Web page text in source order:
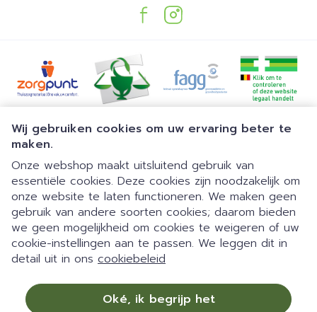
Wij gebruiken cookies om uw ervaring beter te
maken.
Onze webshop maakt uitsluitend gebruik van
essentiële cookies. Deze cookies zijn noodzakelijk om
onze website te laten functioneren. We maken geen
gebruik van andere soorten cookies; daarom bieden
we geen mogelijkheid om cookies te weigeren of uw
cookie-instellingen aan te passen. We leggen dit in
detail uit in ons cookiebeleid
Oké, ik begrijp het
1 van 1
Gemakkelijk parkeren | 24/7
automaat | Doorlopend open
09:00-18:00 van maandag tot
Juridische links